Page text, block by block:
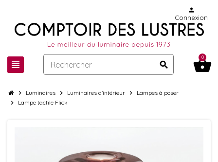
view_headline search
person
Connexion
shopping_basket
0
chevron_right Luminaires chevron_right Luminaires d'intérieur chevron_right Lampes à poser
chevron_right Lampe tactile Flick